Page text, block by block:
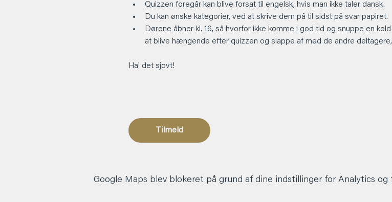
Quizzen foregår kan blive forsat til engelsk, hvis man ikke taler dansk.
Du kan ønske kategorier, ved at skrive dem på til sidst på svar papiret.
Dørene åbner kl. 16, så hvorfor ikke komme i god tid og snuppe en
at blive hængende efter quizzen og slappe af med de andre
Ha' det sjovt!
Tilmeld
Google Maps blev blokeret på grund af dine indstillinger for Analytics og